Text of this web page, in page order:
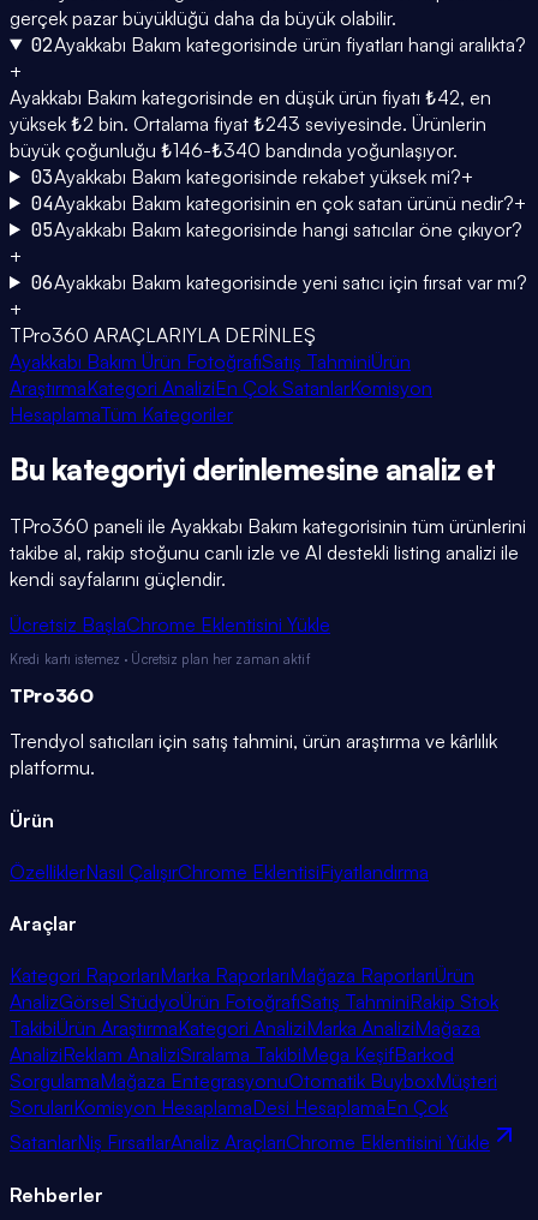
gerçek pazar büyüklüğü daha da büyük olabilir.
02Ayakkabı Bakım kategorisinde ürün fiyatları hangi aralıkta?
+
Ayakkabı Bakım kategorisinde en düşük ürün fiyatı ₺42, en
yüksek ₺2 bin. Ortalama fiyat ₺243 seviyesinde. Ürünlerin
büyük çoğunluğu ₺146-₺340 bandında yoğunlaşıyor.
03Ayakkabı Bakım kategorisinde rekabet yüksek mi?+
04Ayakkabı Bakım kategorisinin en çok satan ürünü nedir?+
05Ayakkabı Bakım kategorisinde hangi satıcılar öne çıkıyor?
+
06Ayakkabı Bakım kategorisinde yeni satıcı için fırsat var mı?
+
TPro360 ARAÇLARIYLA DERİNLEŞ
Ayakkabı Bakım Ürün FotoğrafıSatış TahminiÜrün
AraştırmaKategori AnaliziEn Çok SatanlarKomisyon
HesaplamaTüm Kategoriler
Bu kategoriyi derinlemesine analiz et
TPro360 paneli ile Ayakkabı Bakım kategorisinin tüm ürünlerini
takibe al, rakip stoğunu canlı izle ve AI destekli listing analizi ile
kendi sayfalarını güçlendir.
Ücretsiz BaşlaChrome Eklentisini Yükle
Kredi kartı istemez · Ücretsiz plan her zaman aktif
TPro360
Trendyol satıcıları için satış tahmini, ürün araştırma ve kârlılık
platformu.
Ürün
ÖzelliklerNasıl ÇalışırChrome EklentisiFiyatlandırma
Araçlar
Kategori RaporlarıMarka RaporlarıMağaza RaporlarıÜrün
AnalizGörsel StüdyoÜrün FotoğrafıSatış TahminiRakip Stok
TakibiÜrün AraştırmaKategori AnaliziMarka AnaliziMağaza
AnaliziReklam AnaliziSıralama TakibiMega KeşifBarkod
SorgulamaMağaza EntegrasyonuOtomatik BuyboxMüşteri
SorularıKomisyon HesaplamaDesi HesaplamaEn Çok
SatanlarNiş FırsatlarAnaliz AraçlarıChrome Eklentisini Yükle
Rehberler